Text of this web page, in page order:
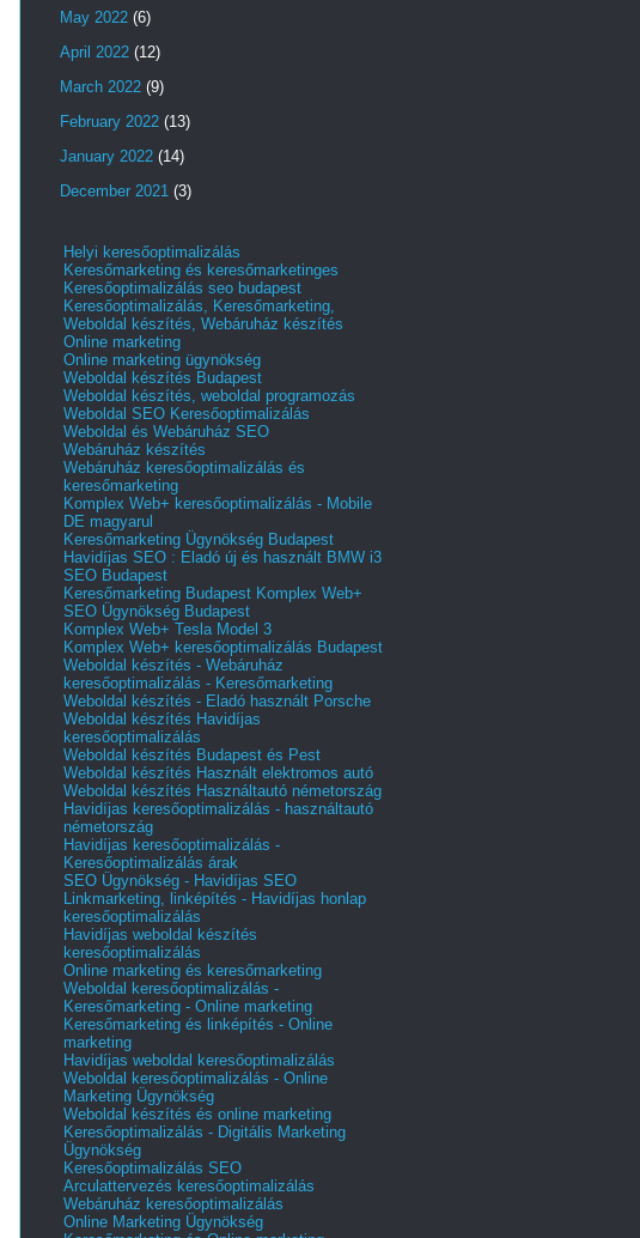
May 2022 (6)
April 2022 (12)
March 2022 (9)
February 2022 (13)
January 2022 (14)
December 2021 (3)
Helyi keresőoptimalizálás
Keresőmarketing és keresőmarketinges
Keresőoptimalizálás seo budapest
Keresőoptimalizálás, Keresőmarketing,
Weboldal készítés, Webáruház készítés
Online marketing
Online marketing ügynökség
Weboldal készítés Budapest
Weboldal készítés, weboldal programozás
Weboldal SEO Keresőoptimalizálás
Weboldal és Webáruház SEO
Webáruház készítés
Webáruház keresőoptimalizálás és
keresőmarketing
Komplex Web+ keresőoptimalizálás - Mobile
DE magyarul
Keresőmarketing Ügynökség Budapest
Havidíjas SEO : Eladó új és használt BMW i3
SEO Budapest
Keresőmarketing Budapest Komplex Web+
SEO Ügynökség Budapest
Komplex Web+ Tesla Model 3
Komplex Web+ keresőoptimalizálás Budapest
Weboldal készítés - Webáruház
keresőoptimalizálás - Keresőmarketing
Weboldal készítés - Eladó használt Porsche
Weboldal készítés Havidíjas
keresőoptimalizálás
Weboldal készítés Budapest és Pest
Weboldal készítés Használt elektromos autó
Weboldal készítés Használtautó németország
Havidíjas keresőoptimalizálás - használtautó
németország
Havidíjas keresőoptimalizálás -
Keresőoptimalizálás árak
SEO Ügynökség - Havidíjas SEO
Linkmarketing, linképítés - Havidíjas honlap
keresőoptimalizálás
Havidíjas weboldal készítés
keresőoptimalizálás
Online marketing és keresőmarketing
Weboldal keresőoptimalizálás -
Keresőmarketing - Online marketing
Keresőmarketing és linképítés - Online
marketing
Havidíjas weboldal keresőoptimalizálás
Weboldal keresőoptimalizálás - Online
Marketing Ügynökség
Weboldal készítés és online marketing
Keresőoptimalizálás - Digitális Marketing
Ügynökség
Keresőoptimalizálás SEO
Arculattervezés keresőoptimalizálás
Webáruház keresőoptimalizálás
Online Marketing Ügynökség